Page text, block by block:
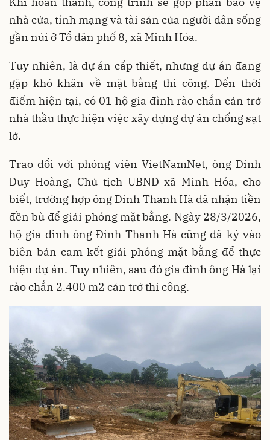
nhà cửa, tính mạng và tài sản của người dân sống
gần núi ở Tổ dân phố 8, xã Minh Hóa.
Tuy nhiên, là dự án cấp thiết, nhưng dự án đang
gặp khó khăn về mặt bằng thi công. Đến thời
điểm hiện tại, có 01 hộ gia đình rào chắn cản trở
nhà thầu thực hiện việc xây dựng dự án chống sạt
lở.
Trao đổi với phóng viên VietNamNet, ông Đinh
Duy Hoàng, Chủ tịch UBND xã Minh Hóa, cho
biết, trường hợp ông Đinh Thanh Hà đã nhận tiền
đền bù để giải phóng mặt bằng. Ngày 28/3/2026,
hộ gia đình ông Đinh Thanh Hà cũng đã ký vào
biên bản cam kết giải phóng mặt bằng để thực
hiện dự án. Tuy nhiên, sau đó gia đình ông Hà lại
rào chắn 2.400 m2 cản trở thi công.